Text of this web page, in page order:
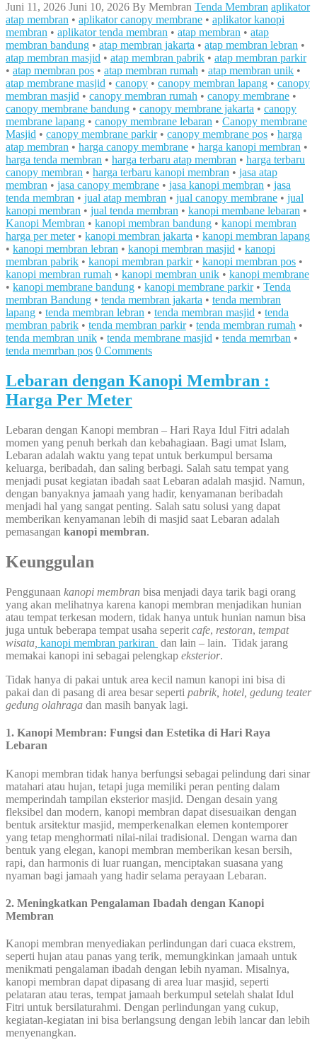
Juni 11, 2026 Juni 10, 2026 By Membran Tenda Membran aplikator
atap membran • aplikator canopy membrane • aplikator kanopi
membran • aplikator tenda membran • atap membran • atap
membran bandung • atap membran jakarta • atap membran lebran •
atap membran masjid • atap membran pabrik • atap membran parkir
• atap membran pos • atap membran rumah • atap membran unik •
atap membrane masjid • canopy • canopy membran lapang • canopy
membran masjid • canopy membran rumah • canopy membrane •
canopy membrane bandung • canopy membrane jakarta • canopy
membrane lapang • canopy membrane lebaran • Canopy membrane
Masjid • canopy membrane parkir• canopy membrane pos • harga
atap membran • harga canopy membrane • harga kanopi membran •
harga tenda membran • harga terbaru atap membran • harga terbaru
canopy membran • harga terbaru kanopi membran • jasa atap
membran • jasa canopy membrane • jasa kanopi membran • jasa
tenda membran • jual atap membran • jual canopy membrane • jual
kanopi membran • jual tenda membran • kanopi membane lebaran •
Kanopi Membran • kanopi membran bandung • kanopi membran
harga per meter• kanopi membran jakarta • kanopi membran lapang
• kanopi membran lebran • kanopi membran masjid • kanopi
membran pabrik • kanopi membran parkir• kanopi membran pos •
kanopi membran rumah • kanopi membran unik • kanopi membrane
• kanopi membrane bandung • kanopi membrane parkir• Tenda
membran Bandung • tenda membran jakarta • tenda membran
lapang • tenda membran lebran • tenda membran masjid • tenda
membran pabrik • tenda membran parkir• tenda membran rumah •
tenda membran unik • tenda membrane masjid • tenda memrban •
tenda memrban pos 0 Comments
Lebaran dengan Kanopi Membran :
Harga Per Meter
Lebaran dengan Kanopi membran – Hari Raya Idul Fitri adalah
momen yang penuh berkah dan kebahagiaan. Bagi umat Islam,
Lebaran adalah waktu yang tepat untuk berkumpul bersama
keluarga, beribadah, dan saling berbagi. Salah satu tempat yang
menjadi pusat kegiatan ibadah saat Lebaran adalah masjid. Namun,
dengan banyaknya jamaah yang hadir, kenyamanan beribadah
menjadi hal yang sangat penting. Salah satu solusi yang dapat
memberikan kenyamanan lebih di masjid saat Lebaran adalah
pemasangan kanopi membran.
Keunggulan
Penggunaan kanopi membran bisa menjadi daya tarik bagi orang
yang akan melihatnya karena kanopi membran menjadikan hunian
atau tempat terkesan modern, tidak hanya untuk hunian namun bisa
juga untuk beberapa tempat usaha seperit cafe, restoran, tempat
wisata, kanopi membran parkiran dan lain – lain. Tidak jarang
memakai kanopi ini sebagai pelengkap eksterior.
Tidak hanya di pakai untuk area kecil namun kanopi ini bisa di
pakai dan di pasang di area besar seperti pabrik, hotel, gedung teater
gedung olahraga dan masih banyak lagi.
1. Kanopi Membran: Fungsi dan Estetika di Hari Raya
Lebaran
Kanopi membran tidak hanya berfungsi sebagai pelindung dari sinar
matahari atau hujan, tetapi juga memiliki peran penting dalam
memperindah tampilan eksterior masjid. Dengan desain yang
fleksibel dan modern, kanopi membran dapat disesuaikan dengan
bentuk arsitektur masjid, memperkenalkan elemen kontemporer
yang tetap menghormati nilai-nilai tradisional. Dengan warna dan
bentuk yang elegan, kanopi membran memberikan kesan bersih,
rapi, dan harmonis di luar ruangan, menciptakan suasana yang
nyaman bagi jamaah yang hadir selama perayaan Lebaran.
2. Meningkatkan Pengalaman Ibadah dengan Kanopi
Membran
Kanopi membran menyediakan perlindungan dari cuaca ekstrem,
seperti hujan atau panas yang terik, memungkinkan jamaah untuk
menikmati pengalaman ibadah dengan lebih nyaman. Misalnya,
kanopi membran dapat dipasang di area luar masjid, seperti
pelataran atau teras, tempat jamaah berkumpul setelah shalat Idul
Fitri untuk bersilaturahmi. Dengan perlindungan yang cukup,
kegiatan-kegiatan ini bisa berlangsung dengan lebih lancar dan lebih
menyenangkan.